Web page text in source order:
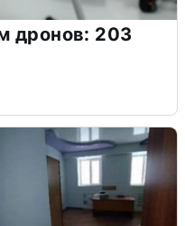
дронов: 203